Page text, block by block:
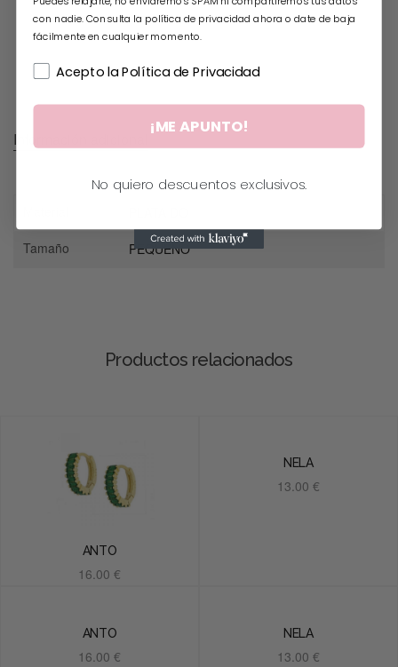
Información adicional
Tamaño
PEQUEÑO
Productos relacionados
ANTO
16.00 €
NELA
13.00 €
ANTO
16.00 €
NELA
13.00 €
con nadie. Consulta la política de privacidad ahora o date de baja
fácilmente en cualquier momento.
Acepto la Política de Privacidad
¡ME APUNTO!
No quiero descuentos exclusivos.